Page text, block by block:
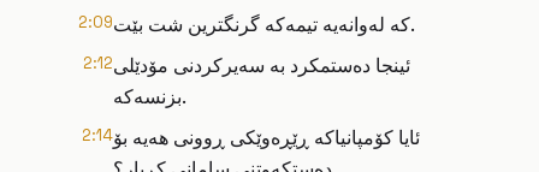
2:09 کە لەوانەیە تیمەکە گرنگترین شت بێت.
2:12ئینجا دەستمکرد بە سەیرکردنی مۆدێلی
بزنسەکە.
2:14ئایا کۆمپانیاکە ڕێڕەوێکی ڕوونی هەیە بۆ